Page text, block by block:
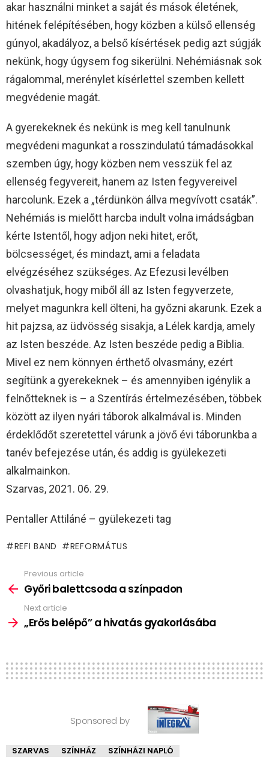
akar használni minket a saját és mások életének,
hitének felépítésében, hogy közben a külső ellenség
gúnyol, akadályoz, a belső kísértések pedig azt súgják
nekünk, hogy úgysem fog sikerülni. Nehémiásnak sok
rágalommal, merénylet kísérlettel szemben kellett
megvédenie magát.
A gyerekeknek és nekünk is meg kell tanulnunk
megvédeni magunkat a rosszindulatú támadásokkal
szemben úgy, hogy közben nem vesszük fel az
ellenség fegyvereit, hanem az Isten fegyvereivel
harcolunk. Ezek a „térdünkön állva megvívott csaták”.
Nehémiás is mielőtt harcba indult volna imádságban
kérte Istentől, hogy adjon neki hitet, erőt,
bölcsességet, és mindazt, ami a feladata
elvégzéséhez szükséges. Az Efezusi levélben
olvashatjuk, hogy miből áll az Isten fegyverzete,
melyet magunkra kell ölteni, ha győzni akarunk. Ezek a
hit pajzsa, az üdvösség sisakja, a Lélek kardja, amely
az Isten beszéde. Az Isten beszéde pedig a Biblia.
Mivel ez nem könnyen érthető olvasmány, ezért
segítünk a gyerekeknek – és amennyiben igénylik a
felnőtteknek is – a Szentírás értelmezésében, többek
között az ilyen nyári táborok alkalmával is. Minden
érdeklődőt szeretettel várunk a jövő évi táborunkba a
tanév befejezése után, és addig is gyülekezeti
alkalmainkon.
Szarvas, 2021. 06. 29.
Pentaller Attiláné – gyülekezeti tag
REFI BAND REFORMÁTUS
more
Previous article
Győri balettcsoda a színpadon
Next article
„Erős belépő” a hivatás gyakorlásába
Sponsored by
SZARVAS SZÍNHÁZ SZÍNHÁZI NAPLÓ